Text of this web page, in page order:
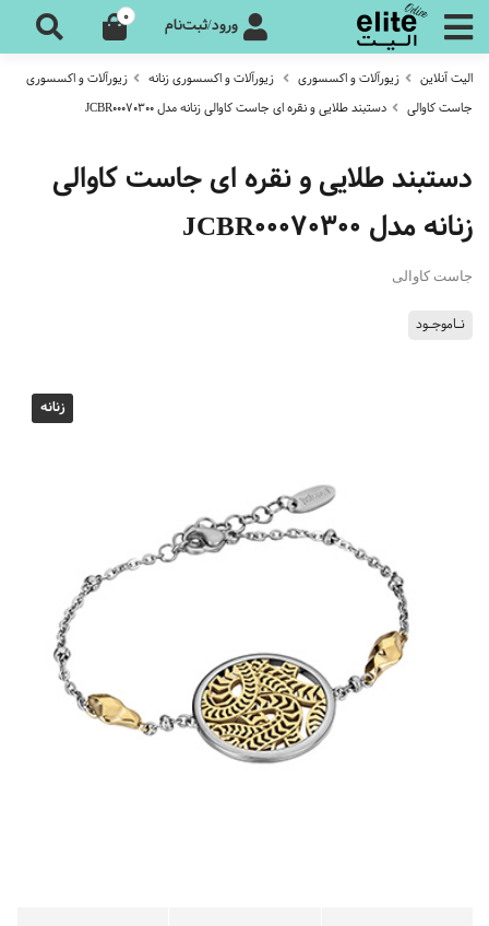
ورود/ثبت‌نام 0
الیت آنلاین زیورآلات و اکسسوری زیورآلات و اکسسوری زنانه
زیورآلات و اکسسوری
جاست کاوالی
دستبند طلایی و نقره ای جاست کاوالی زنانه مدل JCBR00070300
دستبند طلایی و نقره ای جاست کاوالی
زنانه مدل JCBR00070300
جاست کاوالی
نـاموجـود
زنانه